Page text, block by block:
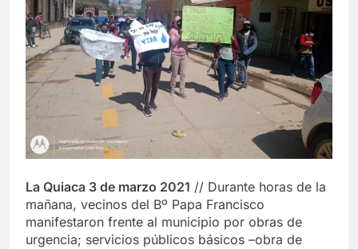
La Quiaca 3 de marzo 2021 // Durante horas de la
mañana, vecinos del Bº Papa Francisco
manifestaron frente al municipio por obras de
urgencia; servicios públicos básicos –obra de